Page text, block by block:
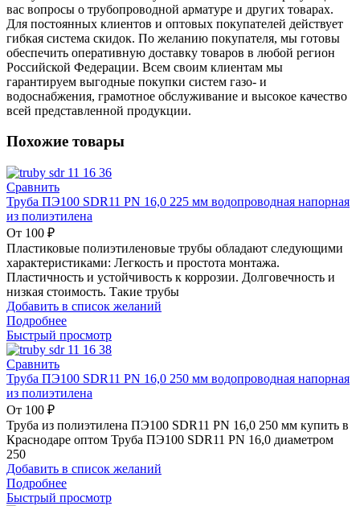
вас вопросы о трубопроводной арматуре и других товарах.
Для постоянных клиентов и оптовых покупателей действует
гибкая система скидок. По желанию покупателя, мы готовы
обеспечить оперативную доставку товаров в любой регион
Российской Федерации. Всем своим клиентам мы
гарантируем выгодные покупки систем газо- и
водоснабжения, грамотное обслуживание и высокое качество
всей представленной продукции.
Похожие товары
Сравнить
Труба ПЭ100 SDR11 PN 16,0 225 мм водопроводная напорная
из полиэтилена
От 100 ₽
Пластиковые полиэтиленовые трубы обладают следующими
характеристиками: Легкость и простота монтажа.
Пластичность и устойчивость к коррозии. Долговечность и
низкая стоимость. Такие трубы
Добавить в список желаний
Подробнее
Быстрый просмотр
Сравнить
Труба ПЭ100 SDR11 PN 16,0 250 мм водопроводная напорная
из полиэтилена
От 100 ₽
Труба из полиэтилена ПЭ100 SDR11 PN 16,0 250 мм купить в
Краснодаре оптом Труба ПЭ100 SDR11 PN 16,0 диаметром
250
Добавить в список желаний
Подробнее
Быстрый просмотр